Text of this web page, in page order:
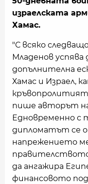
израелската
Хамас.
"С всяко
Младенов успява
допълнителна
Хамас и Израел,
пише авторът
Едновременно с
дипломатът се
напрежението
да ангажира
финансовото